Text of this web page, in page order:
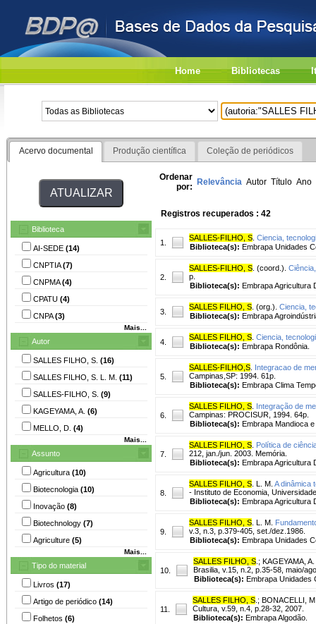
Home Bibliotecas
Acervo documental Produção científica Coleção de periódicos
Biblioteca
AI-SEDE (14)
CNPTIA(7)
CNPMA(4)
CPATU (4)
CNPA(3)
Mais...
Autor
SALLES FILHO, S. (16)
SALLES FILHO, S. L. M. (11)
SALLES-FILHO, S. (9)
KAGEYAMA, A. (6)
MELLO, D. (4)
Mais...
Assunto
Agricultura (10)
Biotecnologia (10)
Inovação (8)
Biotechnology (7)
Agriculture (5)
Mais...
Tipo do material
Livros (17)
Artigo de periódico (14)
Folhetos (6)
Ordenar
por: Relevância Autor Título Ano
Registros recuperados : 42
1.
SALLES-FILHO, S Ciencia,
Biblioteca(s): Embrapa Unidades
2.
SALLES-FILHO, S . (coord.).
p.
Biblioteca(s): Embrapa Agricultura
3.
SALLES FILHO, S . (org.). Ciencia,
Biblioteca(s): Embrapa
4.
SALLES FILHO, S Ciencia,
Biblioteca(s): Embrapa Rondônia.
5.
SALLES-FILHO,S Integracao de
Campinas,SP: 1994. 61p.
Biblioteca(s): Embrapa Clima
6.
SALLES FILHO, S Integração de
Campinas: PROCISUR, 1994. 64p.
Biblioteca(s): Embrapa Mandioca
7.
SALLES FILHO, S Política de
212, jan./jun. 2003. Memória.
Biblioteca(s): Embrapa Agricultura
8.
SALLES FILHO, S . L. M. A dinâmica
- Instituto de Economia,
Biblioteca(s): Embrapa Agricultura
9.
SALLES FILHO, S . L. M.
v.3, n.3, p.379-405, set./dez.1986.
Biblioteca(s): Embrapa Unidades
10.
SALLES FILHO, S ; KAGEYAMA, A.
Brasilia, v.15, n.2, p.35-58, maio/
Biblioteca(s): Embrapa Unidades
11.
SALLES FILHO, S ; BONACELLI,
Cultura, v.59, n.4, p.28-32, 2007.
Biblioteca(s): Embrapa Algodão.